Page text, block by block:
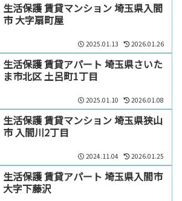
生活保護 賃貸マンション 埼玉県入間
市 大字扇町屋
2025.01.13 2026.01.26
生活保護 賃貸アパート 埼玉県さいた
ま市北区 土呂町1丁目
2025.01.10 2026.01.08
生活保護 賃貸マンション 埼玉県狭山
市 入間川2丁目
2024.11.04 2026.01.25
生活保護 賃貸アパート 埼玉県入間市
大字下藤沢